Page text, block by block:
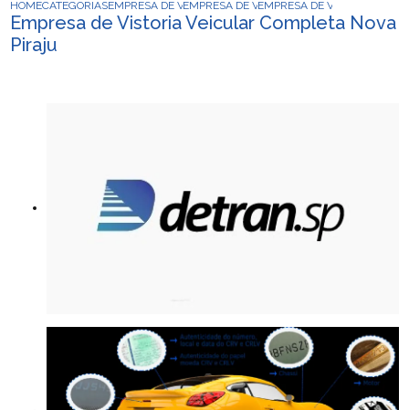
HOMECATEGORIASEMPRESA DE VISTORIA VEICULAR
EMPRESA DE VISTORIA VEICULAR PARA
EMPRESA DE VISTORIA
Empresa de Vistoria Veicular Completa Nova
Piraju